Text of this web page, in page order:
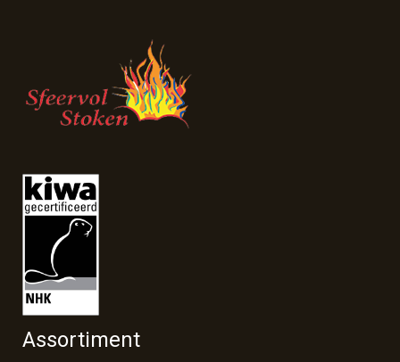
Assortiment